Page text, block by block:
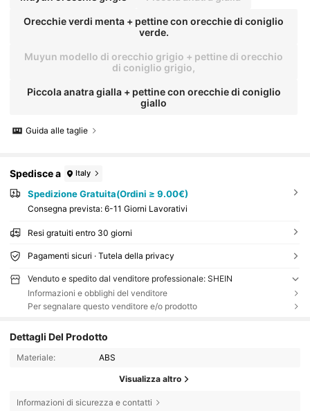
Orecchie verdi menta + pettine con orecchie di coniglio
verde.
Muyun modello di orecchio grigio + pettine di orecchio
di coniglio grigio,
Piccola anatra gialla + pettine con orecchie di coniglio
giallo
Guida alle taglie
Spedisce a Italy
Spedizione Gratuita(Ordini ≥ 9.00€)
Consegna prevista: 6-11 Giorni Lavorativi
Resi gratuiti entro 30 giorni
Pagamenti sicuri · Tutela della privacy
Venduto e spedito dal venditore professionale: SHEIN
Informazioni e obblighi del venditore
Per segnalare questo venditore e/o prodotto
Dettagli Del Prodotto
Materiale: ABS
Visualizza altro
Informazioni di sicurezza e contatti